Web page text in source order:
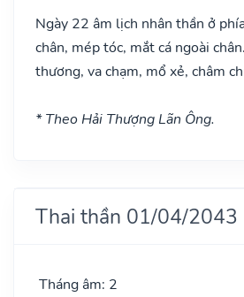
Ngày 22 âm lịch nhân thần ở
chân, mép tóc, mắt cá ngoài
thương, va chạm, mổ xẻ, châm
* Theo Hải Thượng Lãn Ông.
Thai thần 01/04/2043
Tháng âm: 2